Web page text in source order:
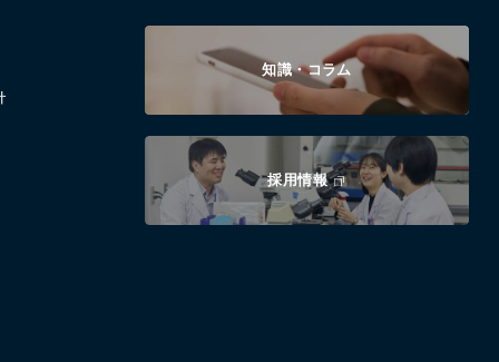
知識・コラム
採用情報